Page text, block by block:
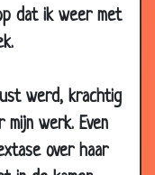
dat ik weer met
werd, krachtig
werk. Even
over haar
3.04
3.34